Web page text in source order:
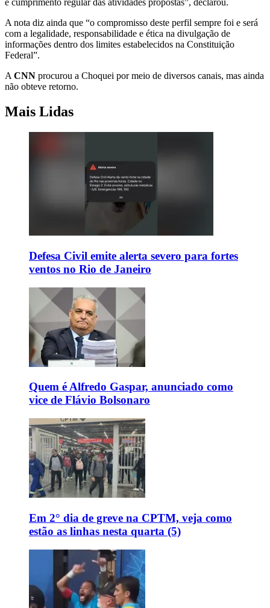
A nota diz ainda que “o compromisso deste perfil sempre foi e será
com a legalidade, responsabilidade e ética na divulgação de
informações dentro dos limites estabelecidos na Constituição
Federal”.
A CNN procurou a Choquei por meio de diversos canais, mas ainda
não obteve retorno.
Mais Lidas
Defesa Civil emite alerta severo para fortes
ventos no Rio de Janeiro
Quem é Alfredo Gaspar, anunciado como
vice de Flávio Bolsonaro
Em 2° dia de greve na CPTM, veja como
estão as linhas nesta quarta (5)